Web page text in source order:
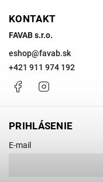
KONTAKT
FAVAB s.r.o.
eshop@favab.sk
+421 911 974 192
Facebook
PRIHLÁSENIE
E-mail